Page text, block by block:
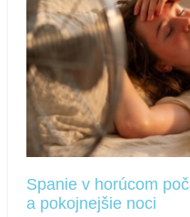
Spanie v horúcom
a pokojnejšie noci